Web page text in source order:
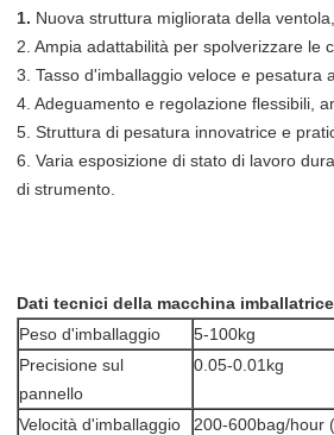
1. Nuova struttura migliorata della
2. Ampia adattabilità per spolverizzare le
3. Tasso d'imballaggio veloce e pesatura
4. Adeguamento e regolazione flessibili,
5. Struttura di pesatura innovatrice e
6. Varia esposizione di stato di lavoro
di strumento.
Dati tecnici della macchina
Peso d'imballaggio
5-100kg
Precisione sul
pannello
0.05-0.01kg
Velocità d'imballaggio
200-600bag/hour